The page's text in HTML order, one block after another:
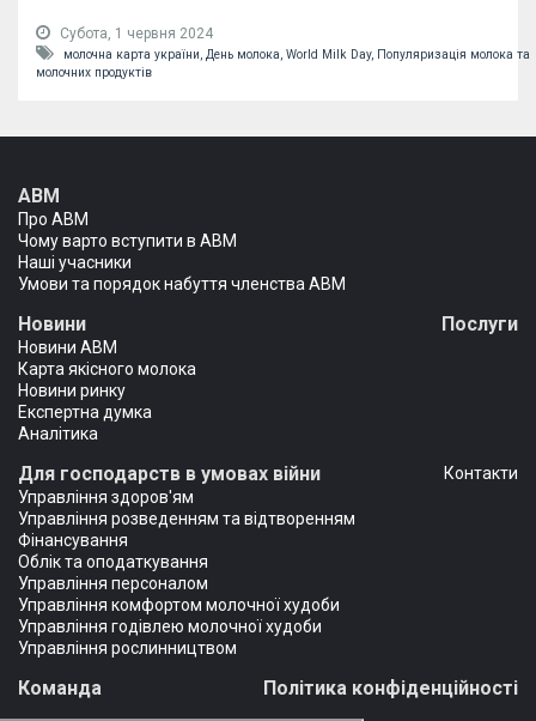
Субота, 1 червня 2024
молочна карта україни, День молока, World Milk Day, Популяризація молока та
молочних продуктів
АВМ
Про АВМ
Чому варто вступити в АВМ
Наші учасники
Умови та порядок набуття членства АВМ
Новини
Новини АВМ
Карта якісного молока
Новини ринку
Експертна думка
Аналітика
Послуги
Для господарств в умовах війни
Управління здоров'ям
Управління розведенням та відтворенням
Фінансування
Облік та оподаткування
Управління персоналом
Управління комфортом молочної худоби
Управління годівлею молочної худоби
Управління рослинництвом
Контакти
Команда Політика конфіденційності